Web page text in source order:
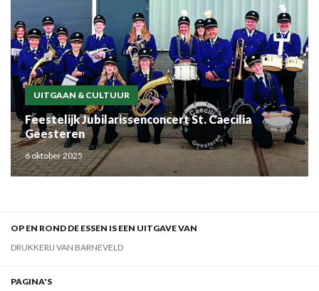
UITGAAN & CULTUUR
Feestelijk Jubilarissenconcert St. Caecilia
Geesteren
6 oktober 2025
OP EN ROND DE ESSEN IS EEN UITGAVE VAN
DRUKKERIJ VAN BARNEVELD
PAGINA'S